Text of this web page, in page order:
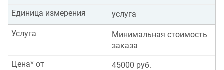
услуга
Единица измерения
Минимальная стоимость
заказа
Услуга
45000 руб.
Цена* от